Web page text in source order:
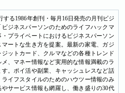
る1986年創刊・毎月16日発売の月刊ビジ
ジネスパーソンのためのライフハックマ
プライベートにおけるビジネスパーソン
ートな生き方を提案。最新の家電、ガジ
ットカード、クルマなどの各種トレンド
、マネー情報など実用的な情報満載のラ
。ポイ活や副業、キャッシュレスなど話
イフスタイルのためのハウツー情報のみ
サービス情報も網羅し、働き盛りの30代